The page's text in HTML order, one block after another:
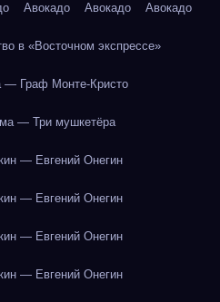
Авокадо Авокадо Авокадо
в «Восточном экспрессе»
Граф Монте-Кристо
— Три мушкетёра
— Евгений Онегин
— Евгений Онегин
— Евгений Онегин
— Евгений Онегин